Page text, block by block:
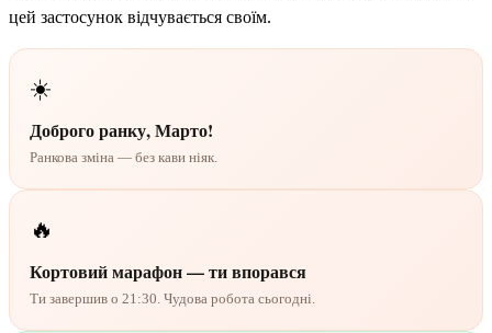
цей застосунок відчувається своїм.
☀️
Доброго ранку, Марто!
Ранкова зміна — без кави ніяк.
🔥
Кортовий марафон — ти впорався
Ти завершив о 21:30. Чудова робота сьогодні.